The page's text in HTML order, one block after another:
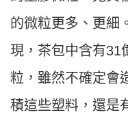
的微粒更多、更細
現，茶包中含有31
粒，雖然不確定會
積這些塑料，還是